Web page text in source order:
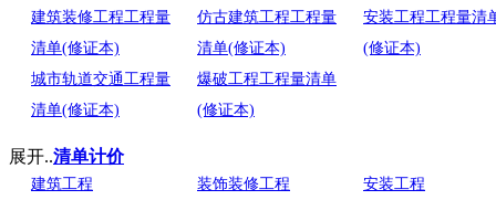
建筑装修工程工程量
清单(修证本)
仿古建筑工程工程量
清单(修证本)
安装工程工程量清
(修证本)
城市轨道交通工程量
清单(修证本)
爆破工程工程量清单
(修证本)
展开..清单计价
建筑工程 装饰装修工程 安装工程